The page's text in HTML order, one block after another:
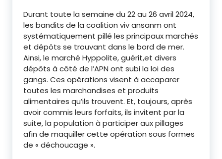
Durant toute la semaine du 22 au 26 avril 2024,
les bandits de la coalition viv ansanm ont
systématiquement pillé les principaux marchés
et dépôts se trouvant dans le bord de mer.
Ainsi, le marché Hyppolite, guérit,et divers
dépôts à côté de l’APN ont subi la loi des
gangs. Ces opérations visent à accaparer
toutes les marchandises et produits
alimentaires qu’ils trouvent. Et, toujours, après
avoir commis leurs forfaits, ils invitent par la
suite, la population à participer aux pillages
afin de maquiller cette opération sous formes
de « déchoucage ».